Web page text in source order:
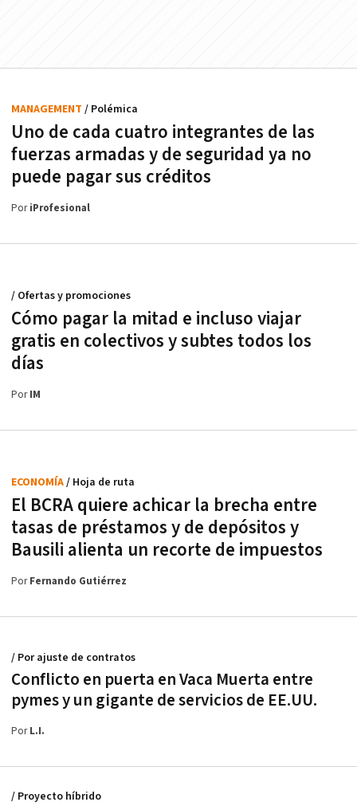
Uno de cada cuatro integrantes de las
fuerzas armadas y de seguridad ya no
puede pagar sus créditos
MANAGEMENT / Polémica
PoriProfesional
Cómo pagar la mitad e incluso viajar
gratis en colectivos y subtes todos los
días
/ Ofertas y promociones
PorIM
El BCRA quiere achicar la brecha entre
tasas de préstamos y de depósitos y
Bausili alienta un recorte de impuestos
ECONOMÍA/ Hoja de ruta
PorFernando Gutiérrez
Conflicto en puerta en Vaca Muerta entre
pymes y un gigante de servicios de EE.UU.
/ Por ajuste de contratos
PorL.I.
/ Proyecto híbrido